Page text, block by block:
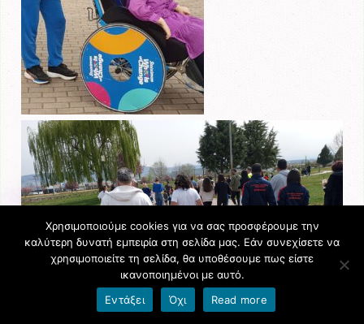
Χρησιμοποιούμε cookies για να σας προσφέρουμε την
καλύτερη δυνατή εμπειρία στη σελίδα μας. Εάν συνεχίσετε να
χρησιμοποιείτε τη σελίδα, θα υποθέσουμε πως είστε
ικανοποιημένοι με αυτό.
Εντάξει
Όχι Read more